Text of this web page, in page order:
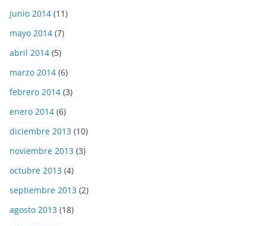
junio 2014 (11)
mayo 2014 (7)
abril 2014 (5)
marzo 2014 (6)
febrero 2014 (3)
enero 2014 (6)
diciembre 2013 (10)
noviembre 2013 (3)
octubre 2013 (4)
septiembre 2013 (2)
agosto 2013 (18)